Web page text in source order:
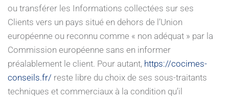
ou transférer les Informations collectées sur ses
Clients vers un pays situé en dehors de l’Union
européenne ou reconnu comme « non adéquat » par la
Commission européenne sans en informer
préalablement le client. Pour autant, https://cocimes-
conseils.fr/ reste libre du choix de ses sous-traitants
techniques et commerciaux à la condition qu’il